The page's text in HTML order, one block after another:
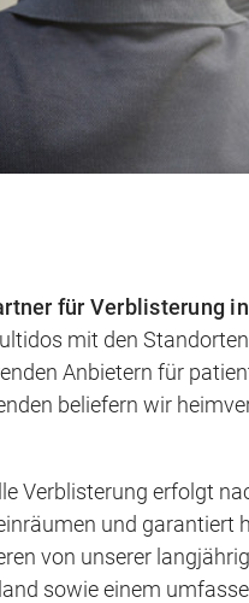
für Verblisterung
mit den
Anbietern für
beliefern wir
Verblisterung erfolgt
und garantiert
von unserer
sowie einem